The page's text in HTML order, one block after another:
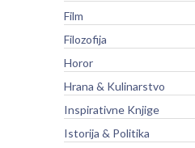
Film
Filozofija
Horor
Hrana & Kulinarstvo
Inspirativne Knjige
Istorija & Politika